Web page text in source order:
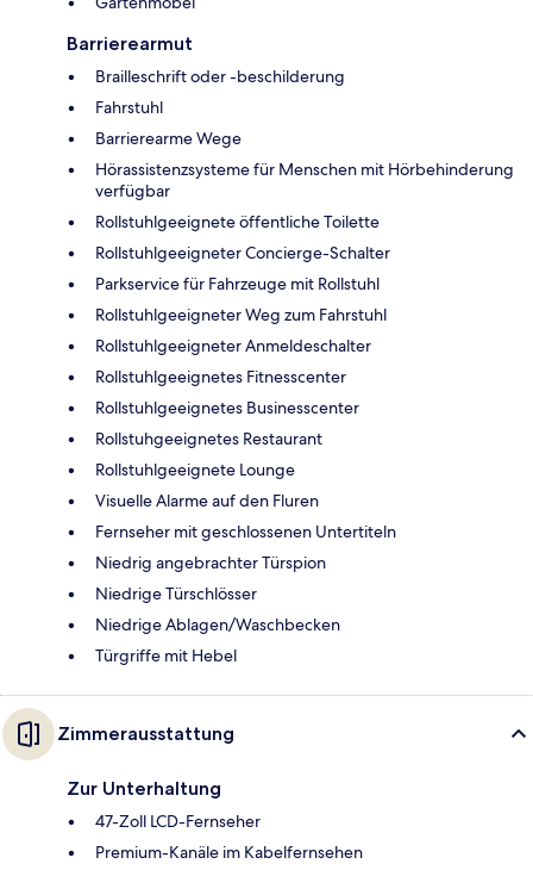
Barrierearmut
Brailleschrift oder -beschilderung
Fahrstuhl
Barrierearme Wege
Hörassistenzsysteme für Menschen mit Hörbehinderung
verfügbar
Rollstuhlgeeignete öffentliche Toilette
Rollstuhlgeeigneter Concierge-Schalter
Parkservice für Fahrzeuge mit Rollstuhl
Rollstuhlgeeigneter Weg zum Fahrstuhl
Rollstuhlgeeigneter Anmeldeschalter
Rollstuhlgeeignetes Fitnesscenter
Rollstuhlgeeignetes Businesscenter
Rollstuhgeeignetes Restaurant
Rollstuhlgeeignete Lounge
Visuelle Alarme auf den Fluren
Fernseher mit geschlossenen Untertiteln
Niedrig angebrachter Türspion
Niedrige Türschlösser
Niedrige Ablagen/Waschbecken
Türgriffe mit Hebel
Zimmerausstattung
Zur Unterhaltung
47-Zoll LCD-Fernseher
Premium-Kanäle im Kabelfernsehen